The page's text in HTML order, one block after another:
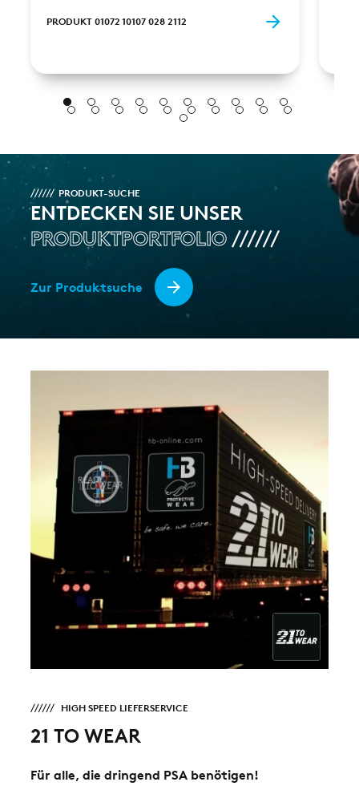
PRODUKT 01072 10107 028 2112
PRODUKT-SUCHE
ENTDECKEN SIE UNSER
PRODUKTPORTFOLIO
Zur Produktsuche
HIGH SPEED LIEFERSERVICE
21 TO WEAR
Für alle, die dringend PSA benötigen!